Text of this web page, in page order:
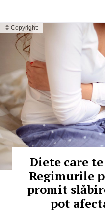
© Copyright:
Diete care
Regimurile
promit
pot